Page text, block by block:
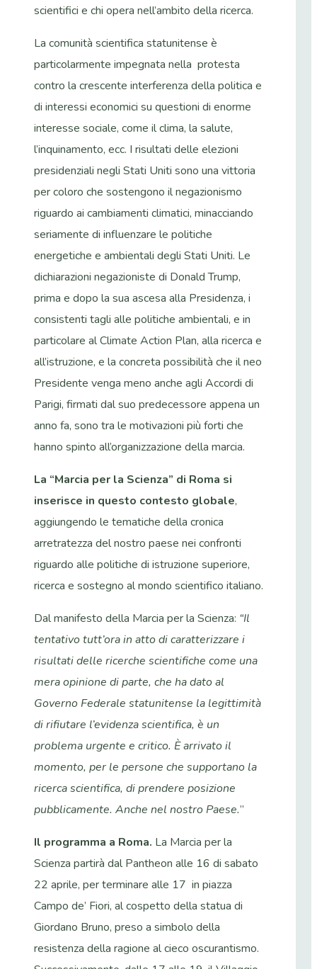
scientifici e chi opera nell’ambito della ricerca.
La comunità scientifica statunitense è
particolarmente impegnata nella protesta
contro la crescente interferenza della politica e
di interessi economici su questioni di enorme
interesse sociale, come il clima, la salute,
l’inquinamento, ecc. I risultati delle elezioni
presidenziali negli Stati Uniti sono una vittoria
per coloro che sostengono il negazionismo
riguardo ai cambiamenti climatici, minacciando
seriamente di influenzare le politiche
energetiche e ambientali degli Stati Uniti. Le
dichiarazioni negazioniste di Donald Trump,
prima e dopo la sua ascesa alla Presidenza, i
consistenti tagli alle politiche ambientali, e in
particolare al Climate Action Plan, alla ricerca e
all’istruzione, e la concreta possibilità che il neo
Presidente venga meno anche agli Accordi di
Parigi, firmati dal suo predecessore appena un
anno fa, sono tra le motivazioni più forti che
hanno spinto all’organizzazione della marcia.
La “Marcia per la Scienza” di Roma si
inserisce in questo contesto globale,
aggiungendo le tematiche della cronica
arretratezza del nostro paese nei confronti
riguardo alle politiche di istruzione superiore,
ricerca e sostegno al mondo scientifico italiano.
Dal manifesto della Marcia per la Scienza: “Il
tentativo tutt’ora in atto di caratterizzare i
risultati delle ricerche scientifiche come una
mera opinione di parte, che ha dato al
Governo Federale statunitense la legittimità
di rifiutare l’evidenza scientifica, è un
problema urgente e critico. È arrivato il
momento, per le persone che supportano la
ricerca scientifica, di prendere posizione
pubblicamente. Anche nel nostro Paese.”
Il programma a Roma. La Marcia per la
Scienza partirà dal Pantheon alle 16 di sabato
22 aprile, per terminare alle 17 in piazza
Campo de’ Fiori, al cospetto della statua di
Giordano Bruno, preso a simbolo della
resistenza della ragione al cieco oscurantismo.